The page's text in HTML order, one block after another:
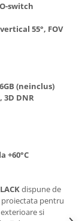
switch
55°, FOV
(neinclus)
3D DNR
+60°C
dispune de
proiectata pentru
si